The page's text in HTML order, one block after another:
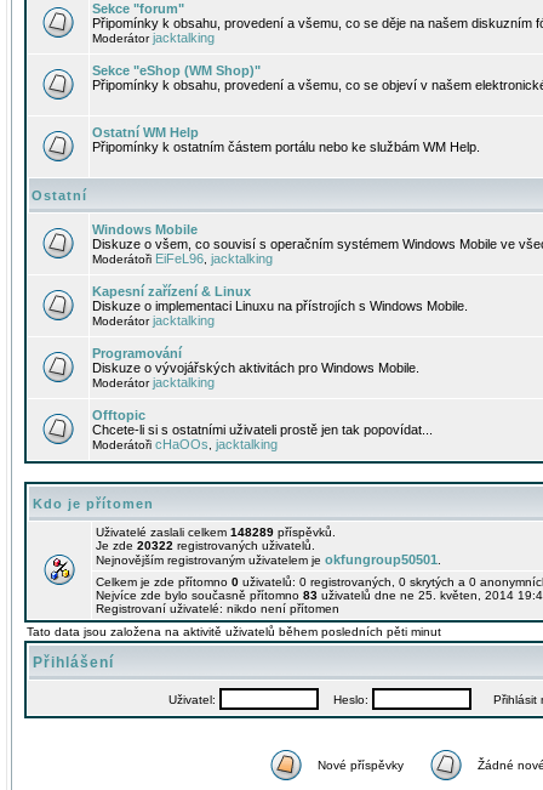
Sekce "forum"
Připomínky k obsahu, provedení a všemu, co se děje na našem diskuzním
Moderátorjacktalking
Sekce "eShop (WM Shop)"
Připomínky k obsahu, provedení a všemu, co se objeví v našem
Ostatní WM Help
Připomínky k ostatním částem portálu nebo ke službám WM Help.
Ostatní
Windows Mobile
Diskuze o všem, co souvisí s operačním systémem Windows Mobile ve
Moderátoři EiFeL96 jacktalking
Kapesní zařízení & Linux
Diskuze o implementaci Linuxu na přístrojích s Windows Mobile.
Moderátorjacktalking
Programování
Diskuze o vývojářských aktivitách pro Windows Mobile.
Moderátorjacktalking
Offtopic
Chcete-li si s ostatními uživateli prostě jen tak popovídat...
Moderátoři cHaOOs jacktalking
Kdo je přítomen
Uživatelé zaslali celkem 148289 příspěvků.
Je zde 20322 registrovaných uživatelů.
Nejnovějším registrovaným uživatelem je okfungroup50501
Celkem je zde přítomno 0 uživatelů: 0 registrovaných, 0 skrytých a 0
Nejvíce zde bylo současně přítomno 83 uživatelů dne ne 25. květen, 2014
Registrovaní uživatelé: nikdo není přítomen
Tato data jsou založena na aktivitě uživatelů během posledních pěti minut
Přihlášení
Uživatel: Heslo: Přihlásit
Nové příspěvky Žádné